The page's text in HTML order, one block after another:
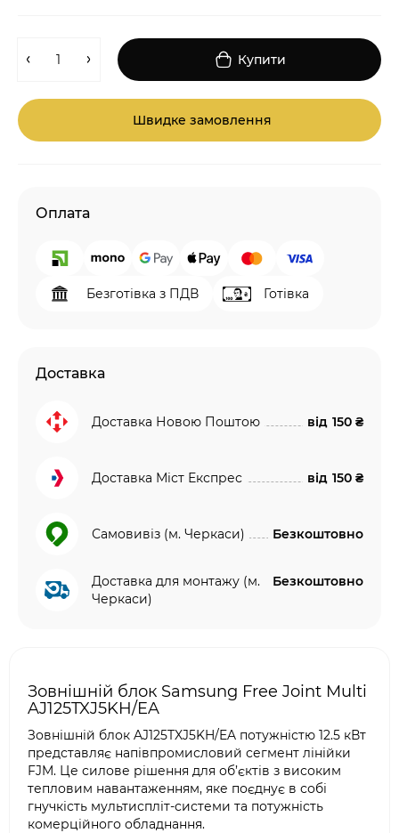
Купити
Швидке замовлення
Оплата
Безготівка з ПДВ Готівка
Доставка
Доставка Новою Поштою від 150 ₴
Доставка Міст Експрес від 150 ₴
Самовивіз (м. Черкаси) Безкоштовно
Доставка для монтажу (м.
Черкаси)
Безкоштовно
Зовнішній блок Samsung Free Joint Multi
AJ125TXJ5KH/EA
Зовнішній блок AJ125TXJ5KH/EA потужністю 12.5 кВт
представляє напівпромисловий сегмент лінійки
FJM. Це силове рішення для об’єктів з високим
тепловим навантаженням, яке поєднує в собі
гнучкість мультиспліт-системи та потужність
комерційного обладнання.